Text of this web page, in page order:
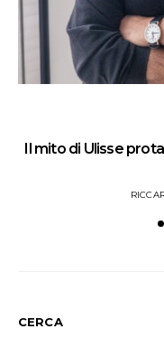
Il mito di Ulisse
CERCA